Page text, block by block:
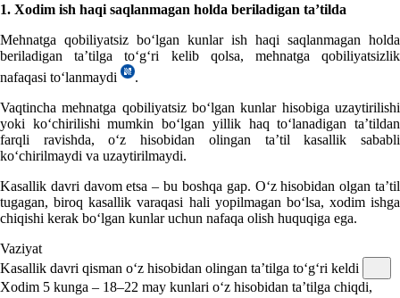
1. Xodim ish haqi saqlanmagan holda beriladigan ta’tilda
Mehnatga qobiliyatsiz boʻlgan kunlar ish haqi saqlanmagan holda
beriladigan ta’tilga toʻgʻri kelib qolsa, mehnatga qobiliyatsizlik
nafaqasi toʻlanmaydi
.
Vaqtincha mehnatga qobiliyatsiz boʻlgan kunlar hisobiga uzaytirilishi
yoki koʻchirilishi mumkin boʻlgan yillik haq toʻlanadigan ta’tildan
farqli ravishda, oʻz hisobidan olingan ta’til kasallik sababli
koʻchirilmaydi va uzaytirilmaydi.
Kasallik davri davom etsa – bu boshqa gap. Oʻz hisobidan olgan ta’til
tugagan, biroq kasallik varaqasi hali yopilmagan boʻlsa, хodim ishga
chiqishi kerak boʻlgan kunlar uchun nafaqa olish huquqiga ega.
Vaziyat
Kasallik davri qisman oʻz hisobidan olingan ta’tilga toʻgʻri keldi
Xodim 5 kunga – 18–22 may kunlari oʻz hisobidan ta’tilga chiqdi,